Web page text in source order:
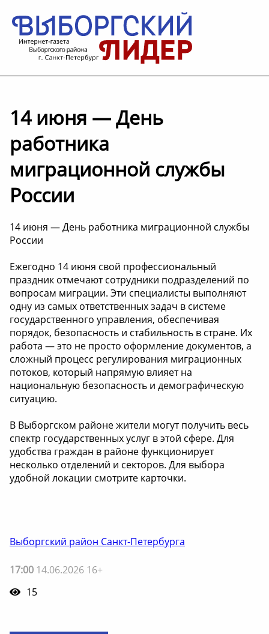
14 июня — День
работника
миграционной службы
России
14 июня — День работника миграционной службы
России
Ежегодно 14 июня свой профессиональный
праздник отмечают сотрудники подразделений по
вопросам миграции. Эти специалисты выполняют
одну из самых ответственных задач в системе
государственного управления, обеспечивая
порядок, безопасность и стабильность в стране. Их
работа — это не просто оформление документов, а
сложный процесс регулирования миграционных
потоков, который напрямую влияет на
национальную безопасность и демографическую
ситуацию.
В Выборгском районе жители могут получить весь
спектр государственных услуг в этой сфере. Для
удобства граждан в районе функционирует
несколько отделений и секторов. Для выбора
удобной локации смотрите карточки.
Выборгский район Санкт-Петербурга
17:00 14.06.2026 16+
15